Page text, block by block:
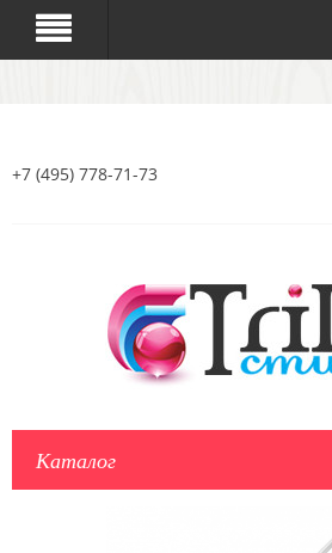
+7 (495) 778-71-73
Каталог